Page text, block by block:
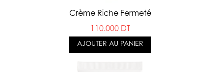
Crème Riche Fermeté
110.000 DT
AJOUTER AU PANIER